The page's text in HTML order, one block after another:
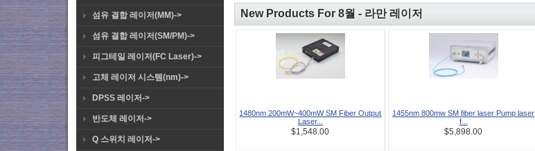
섬유 결합 레이저(MM)->
섬유 결합 레이저(SM/PM)->
피그테일 레이저(FC Laser)->
고체 레이저 시스템(nm)->
DPSS 레이저->
반도체 레이저->
Q 스위치 레이저->
New Products For 8월 - 라만 레이저
1480nm 200mW~400mW SM Fiber Output
Laser...
$1,548.00
1455nm 800mw SM fiber laser Pump laser
f...
$5,898.00